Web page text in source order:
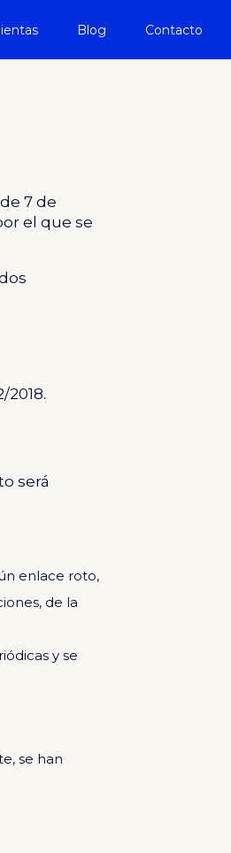
Blog Contacto
7 de
el que se
2018.
será
enlace roto,
de la
y se
se han